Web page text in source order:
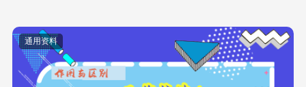
通用资料